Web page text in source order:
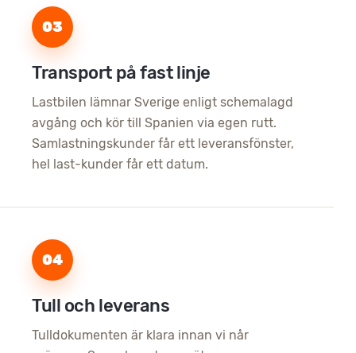
03
Transport på fast linje
Lastbilen lämnar Sverige enligt schemalagd
avgång och kör till Spanien via egen rutt.
Samlastningskunder får ett leveransfönster,
hel last-kunder får ett datum.
04
Tull och leverans
Tulldokumenten är klara innan vi når